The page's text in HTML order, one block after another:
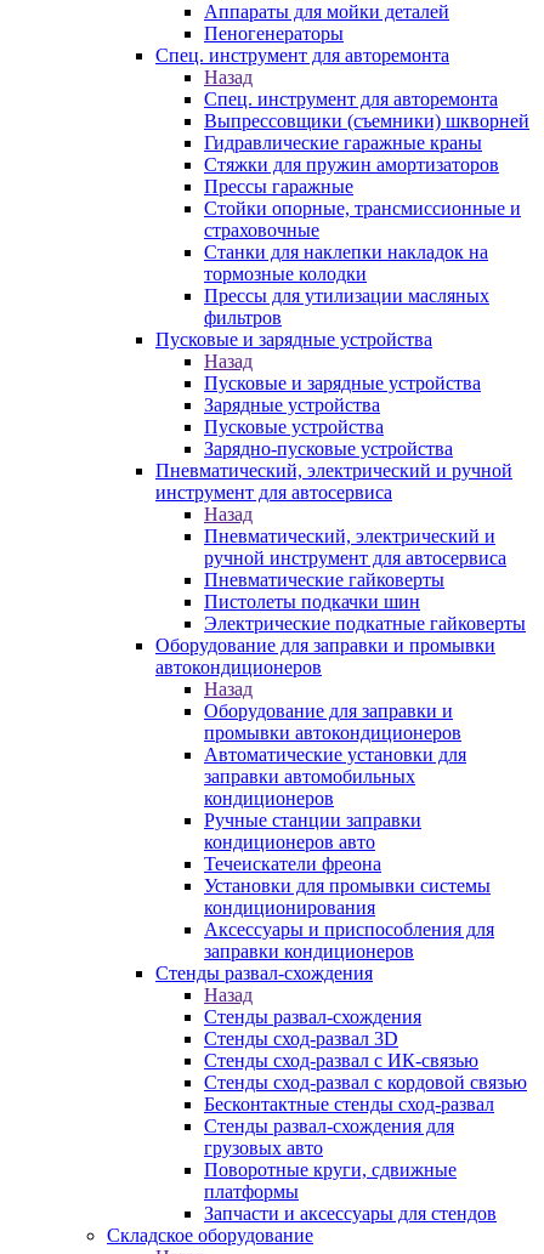
Аппараты для мойки деталей
Пеногенераторы
Спец. инструмент для авторемонта
Назад
Спец. инструмент для авторемонта
Выпрессовщики (съемники) шкворней
Гидравлические гаражные краны
Стяжки для пружин амортизаторов
Прессы гаражные
Стойки опорные, трансмиссионные и
страховочные
Станки для наклепки накладок на
тормозные колодки
Прессы для утилизации масляных
фильтров
Пусковые и зарядные устройства
Назад
Пусковые и зарядные устройства
Зарядные устройства
Пусковые устройства
Зарядно-пусковые устройства
Пневматический, электрический и ручной
инструмент для автосервиса
Назад
Пневматический, электрический и
ручной инструмент для автосервиса
Пневматические гайковерты
Пистолеты подкачки шин
Электрические подкатные гайковерты
Оборудование для заправки и промывки
автокондиционеров
Назад
Оборудование для заправки и
промывки автокондиционеров
Автоматические установки для
заправки автомобильных
кондиционеров
Ручные станции заправки
кондиционеров авто
Течеискатели фреона
Установки для промывки системы
кондиционирования
Аксессуары и приспособления для
заправки кондиционеров
Стенды развал-схождения
Назад
Стенды развал-схождения
Стенды сход-развал 3D
Стенды сход-развал с ИК-связью
Стенды сход-развал с кордовой связью
Бесконтактные стенды сход-развал
Стенды развал-схождения для
грузовых авто
Поворотные круги, сдвижные
платформы
Запчасти и аксессуары для стендов
Складское оборудование